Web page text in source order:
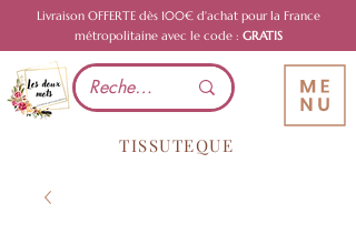
Livraison OFFERTE dès 100€ d'achat pour la France
métropolitaine avec le code : GRATIS
TISSUTEQUE